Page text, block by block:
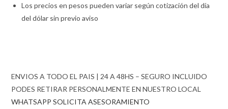
Los precios en pesos pueden variar según cotización del día
del dólar sin previo aviso
ENVIOS A TODO EL PAIS | 24 A 48HS – SEGURO INCLUIDO
PODES RETIRAR PERSONALMENTE EN NUESTRO LOCAL
WHATSAPP SOLICITA ASESORAMIENTO